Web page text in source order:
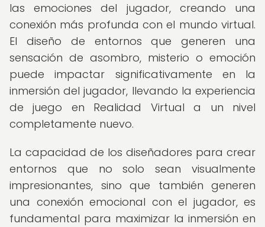
las emociones del jugador, creando una
conexión más profunda con el mundo virtual.
El diseño de entornos que generen una
sensación de asombro, misterio o emoción
puede impactar significativamente en la
inmersión del jugador, llevando la experiencia
de juego en Realidad Virtual a un nivel
completamente nuevo.
La capacidad de los diseñadores para crear
entornos que no solo sean visualmente
impresionantes, sino que también generen
una conexión emocional con el jugador, es
fundamental para maximizar la inmersión en